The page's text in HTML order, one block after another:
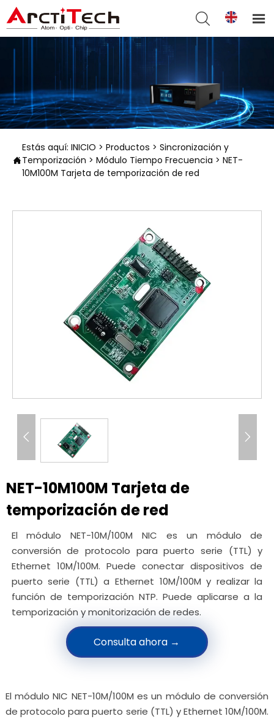
 

Estás aquí: INICIO > Productos > Sincronización y
Temporización > Módulo Tiempo Frecuencia > NET-
10M100M Tarjeta de temporización de red
 
NET-10M100M Tarjeta de
temporización de red
El módulo NET-10M/100M NIC es un módulo de
conversión de protocolo para puerto serie (TTL) y
Ethernet 10M/100M. Puede conectar dispositivos de
puerto serie (TTL) a Ethernet 10M/100M y realizar la
función de temporización NTP. Puede aplicarse a la
temporización y monitorización de redes.
Consulta ahora →
El módulo NIC NET-10M/100M es un módulo de conversión
de protocolo para puerto serie (TTL) y Ethernet 10M/100M.